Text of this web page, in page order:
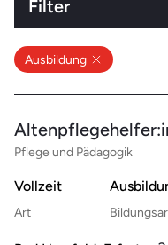
Filter
Ausbildung
Pflege und Pädagogik
Vollzeit
Art